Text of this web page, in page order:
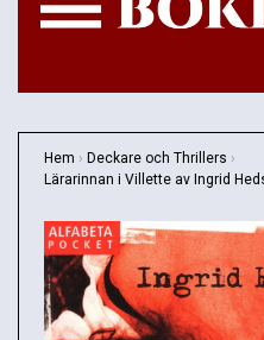
Hem › Deckare och Thrillers ›
Lärarinnan i Villette av Ingrid